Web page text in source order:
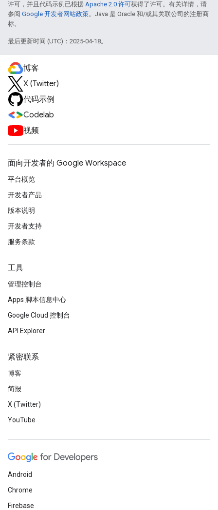
许可，并且代码示例已根据 Apache 2.0 许可获得了许可。有关详情，请
参阅 Google 开发者网站政策。Java 是 Oracle 和/或其关联公司的注册商
标。
最后更新时间 (UTC)：2025-04-18。
博客
X (Twitter)
代码示例
Codelab
视频
面向开发者的 Google Workspace
平台概览
开发者产品
版本说明
开发者支持
服务条款
工具
管理控制台
Apps 脚本信息中心
Google Cloud 控制台
API Explorer
紧密联系
博客
简报
X (Twitter)
YouTube
Android
Chrome
Firebase